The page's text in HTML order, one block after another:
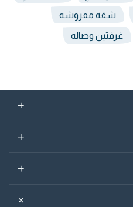
شقة مفروشة
غرفتين وصاله
+
+
+
+